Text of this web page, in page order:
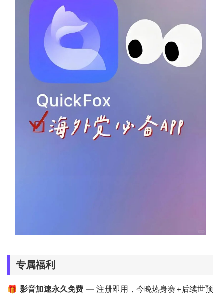
专属福利
🎁影音加速永久免费 — 注册即用，今晚热身赛+后续世预